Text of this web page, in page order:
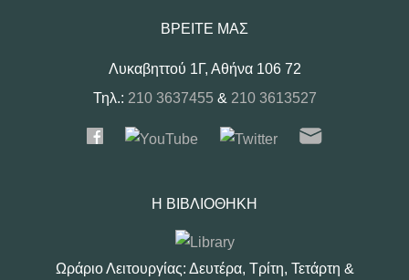
ΒΡΕΊΤΕ ΜΑΣ
Λυκαβηττού 1Γ, Αθήνα 106 72
Τηλ.: 210 3637455 & 210 3613527
Η ΒΙΒΛΙΟΘΉΚΗ
Ωράριο Λειτουργίας: Δευτέρα, Τρίτη, Τετάρτη &